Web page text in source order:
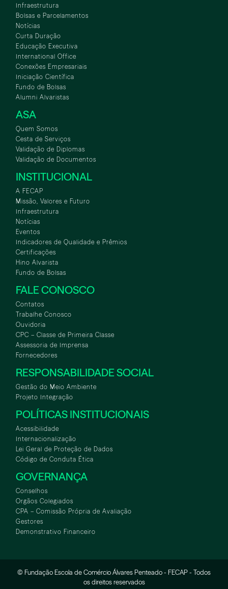
ASA
Infraestrutura
Bolsas e Parcelamentos
Notícias
Curta Duração
Educação Executiva
International Office
Conexões Empresariais
Iniciação Científica
Fundo de Bolsas
Alumni Alvaristas
ASA
Quem Somos
Cesta de Serviços
Validação de Diplomas
Validação de Documentos
INSTITUCIONAL
A FECAP
Missão, Valores e Futuro
Infraestrutura
Notícias
Eventos
Indicadores de Qualidade e Prêmios
Certificações
Hino Alvarista
Fundo de Bolsas
FALE CONOSCO
Contatos
Trabalhe Conosco
Ouvidoria
CPC – Classe de Primeira Classe
Assessoria de Imprensa
Fornecedores
RESPONSABILIDADE SOCIAL
Gestão do Meio Ambiente
Projeto Integração
POLÍTICAS INSTITUCIONAIS
Acessibilidade
Internacionalização
Lei Geral de Proteção de Dados
Código de Conduta Ética
GOVERNANÇA
Conselhos
Orgãos Colegiados
CPA – Comissão Própria de Avaliação
Gestores
Demonstrativo Financeiro
© Fundação Escola de Comércio Álvares Penteado - FECAP - Todos
os direitos reservados